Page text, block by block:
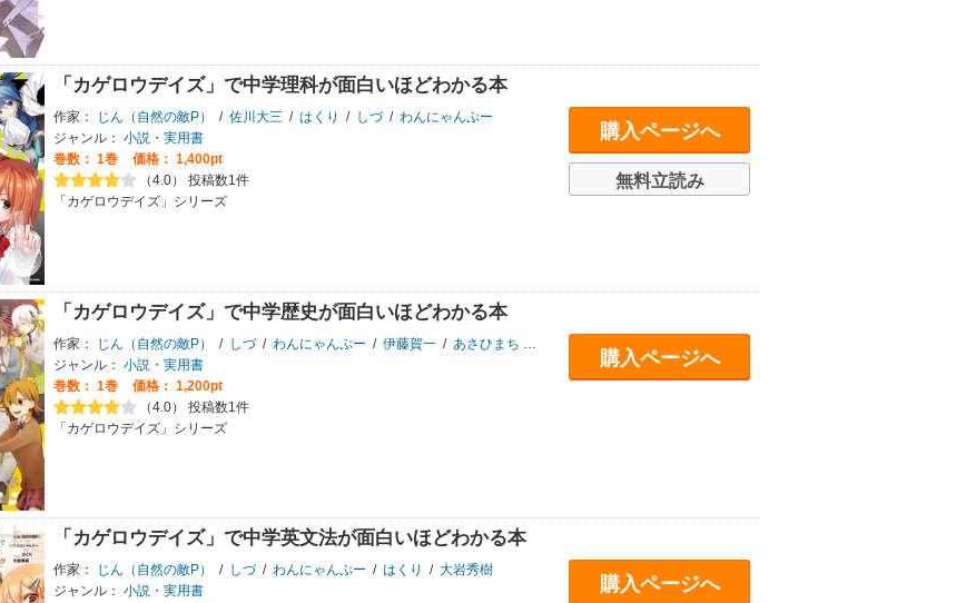
「カゲロウデイズ」で中学理科が面白いほどわかる本
作家： じん（自然の敵P） / 佐川大三 / はくり / しづ / わんにゃんぷー
ジャンル： 小説・実用書
巻数： 1巻
価格： 1,400pt
（4.0） 投稿数1件
「カゲロウデイズ」シリーズ
購入ページへ
無料立読み
「カゲロウデイズ」で中学歴史が面白いほどわかる本
作家： じん（自然の敵P） / しづ / わんにゃんぷー / 伊藤賀一 / あさひまち
ジャンル： 小説・実用書
巻数： 1巻
価格： 1,200pt
（4.0） 投稿数1件
「カゲロウデイズ」シリーズ
購入ページへ
「カゲロウデイズ」で中学英文法が面白いほどわかる本
作家： じん（自然の敵P） / しづ / わんにゃんぷー / はくり / 大岩秀樹
ジャンル： 小説・実用書
購入ページへ